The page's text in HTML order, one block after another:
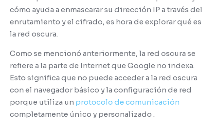
cómo ayuda a enmascarar su dirección IP a través del
enrutamiento y el cifrado, es hora de explorar qué es
la red oscura.
Como se mencionó anteriormente, la red oscura se
refiere a la parte de Internet que Google no indexa.
Esto significa que no puede acceder a la red oscura
con el navegador básico y la configuración de red
porque utiliza un protocolo de comunicación
completamente único y personalizado .